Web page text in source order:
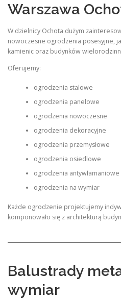
Warszawa
W dzielnicy Ochota dużym
nowoczesne ogrodzenia posesyjne,
kamienic oraz budynków
Oferujemy:
ogrodzenia stalowe
ogrodzenia panelowe
ogrodzenia nowoczesne
ogrodzenia dekoracyjne
ogrodzenia przemysłowe
ogrodzenia osiedlowe
ogrodzenia antywłamaniowe
ogrodzenia na wymiar
Każde ogrodzenie projektujemy
komponowało się z architekturą
Balustrady
wymiar